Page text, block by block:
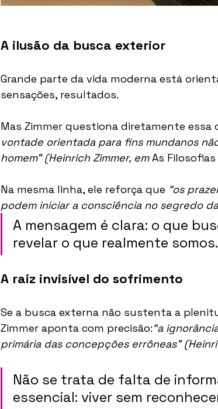
A ilusão da busca exterior
Grande parte da vida moderna está
sensações, resultados.
Mas Zimmer questiona diretamente essa
vontade orientada para fins mundanos
homem” (Heinrich Zimmer, em As
Na mesma linha, ele reforça que “os
podem iniciar a consciência no segredo
A mensagem é clara: o que
revelar o que realmente somos.
A raiz invisível do sofrimento
Se a busca externa não sustenta a
Zimmer aponta com precisão:“a
primária das concepções errôneas”
Não se trata de falta de
essencial: viver sem